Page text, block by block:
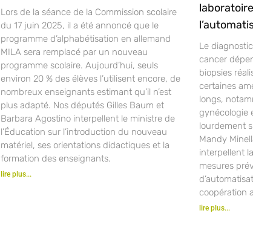
Lors de la séance de la Commission scolaire
du 17 juin 2025, il a été annoncé que le
programme d’alphabétisation en allemand
MILA sera remplacé par un nouveau
programme scolaire. Aujourd’hui, seuls
environ 20 % des élèves l’utilisent encore, de
nombreux enseignants estimant qu’il n’est
plus adapté. Nos députés Gilles Baum et
Barbara Agostino interpellent le ministre de
l’Éducation sur l’introduction du nouveau
matériel, ses orientations didactiques et la
formation des enseignants.
lire plus...
Le
cancer
biopsies
certaines
longs,
gynécologie
lourdement
Mandy
interpellent
mesures
coopération
lire plus...